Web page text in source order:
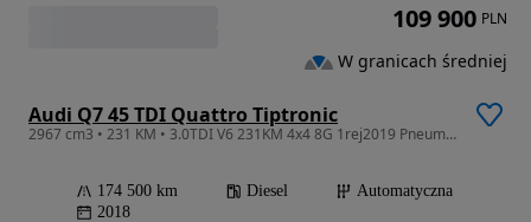
Audi Q7 45 TDI Quattro Tiptronic
2967 cm3 • 231 KM • 3.0TDI V6 231KM 4x4 8G 1rej2019 Pneumatyka Alcantara El.Fotele GwFab24
174 500 km Diesel
Automatyczna
2018
109 900 PLN
W granicach średniej